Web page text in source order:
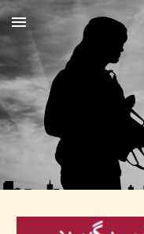
Skip to main content